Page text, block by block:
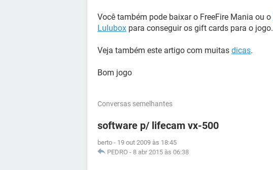
Você também pode baixar o FreeFire Mania ou o
Lulubox para conseguir os gift cards para o jogo.
Veja também este artigo com muitas dicas.
Bom jogo
Conversas semelhantes
software p/ lifecam vx-500
berto - 19 out 2009 às 18:45
PEDRO - 8 abr 2015 às 06:38